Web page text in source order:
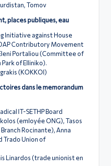
Tomov
places publiques, eau
Initiative against House
Contributory Movement
Portaliou (Committee of
of Elliniko).
(KOKKOI)
dans le memorandum
IT-SETHP Board
(emloyée ONG), Tasos
Rocinante), Anna
Trado Union of
Linardos (trade unionist en